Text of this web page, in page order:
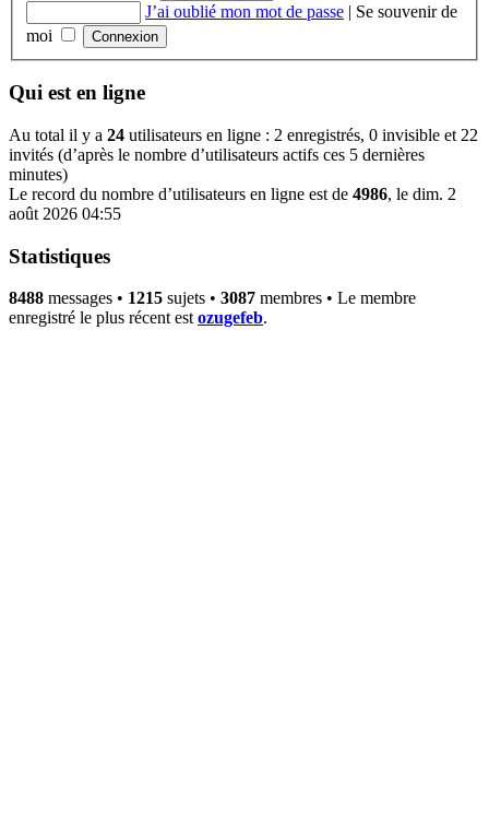
J’ai oublié mon mot de passe | Se souvenir de
moi
Qui est en ligne
Au total il y a 24 utilisateurs en ligne : 2 enregistrés, 0 invisible et 22
invités (d’après le nombre d’utilisateurs actifs ces 5 dernières
minutes)
Le record du nombre d’utilisateurs en ligne est de 4986, le dim. 2
août 2026 04:55
Statistiques
8488 messages • 1215 sujets • 3087 membres • Le membre
enregistré le plus récent est ozugefeb.